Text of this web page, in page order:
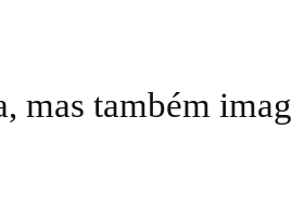
mas também